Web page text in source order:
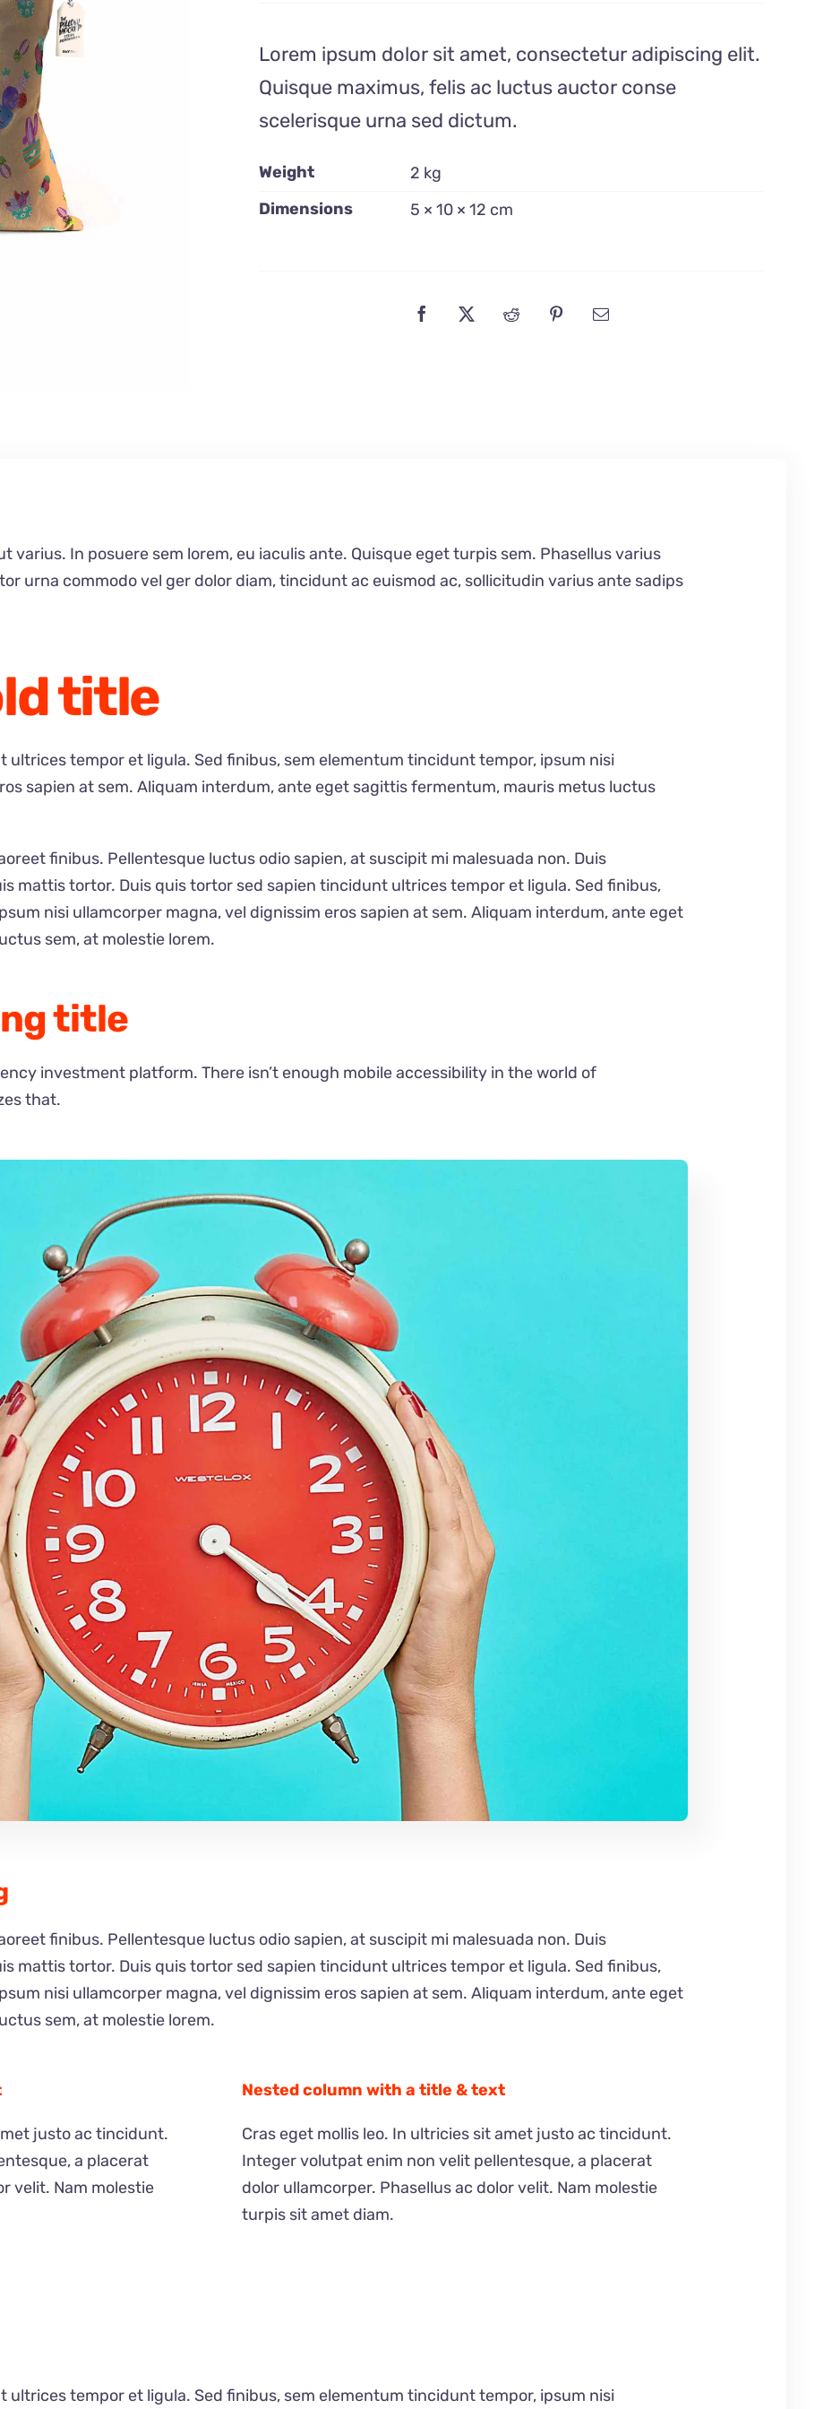
Lorem ipsum dolor sit amet, consectetur adipiscing elit.
Quisque maximus, felis ac luctus auctor conse
scelerisque urna sed dictum.
Weight
2 kg
Dimensions
5 × 10 × 12 cm
varius. In posuere sem lorem, eu iaculis ante. Quisque eget turpis sem. Phasellus varius
urna commodo vel ger dolor diam, tincidunt ac euismod ac, sollicitudin varius ante sadips
title
ultrices tempor et ligula. Sed finibus, sem elementum tincidunt tempor, ipsum nisi
sapien at sem. Aliquam interdum, ante eget sagittis fermentum, mauris metus luctus
finibus. Pellentesque luctus odio sapien, at suscipit mi malesuada non. Duis
mattis tortor. Duis quis tortor sed sapien tincidunt ultrices tempor et ligula. Sed finibus,
nisi ullamcorper magna, vel dignissim eros sapien at sem. Aliquam interdum, ante eget
sem, at molestie lorem.
title
investment platform. There isn’t enough mobile accessibility in the world of
that.
finibus. Pellentesque luctus odio sapien, at suscipit mi malesuada non. Duis
mattis tortor. Duis quis tortor sed sapien tincidunt ultrices tempor et ligula. Sed finibus,
nisi ullamcorper magna, vel dignissim eros sapien at sem. Aliquam interdum, ante eget
sem, at molestie lorem.
justo ac tincidunt.
a placerat
velit. Nam molestie
Nested column with a title & text
Cras eget mollis leo. In ultricies sit amet justo ac tincidunt.
Integer volutpat enim non velit pellentesque, a placerat
dolor ullamcorper. Phasellus ac dolor velit. Nam molestie
turpis sit amet diam.
ultrices tempor et ligula. Sed finibus, sem elementum tincidunt tempor, ipsum nisi